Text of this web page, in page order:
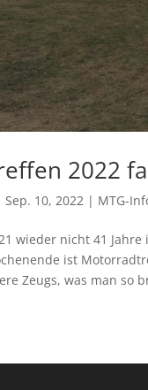
2022
Sep. 10, 2022 | MTG-
wieder nicht 41
ist
Zeugs, was man so